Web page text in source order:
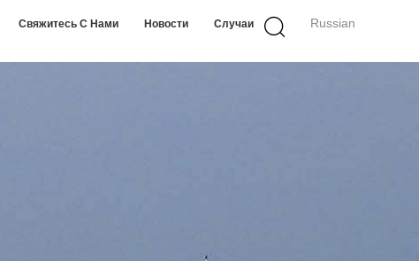
Russian
Свяжитесь С Нами Новости Случаи